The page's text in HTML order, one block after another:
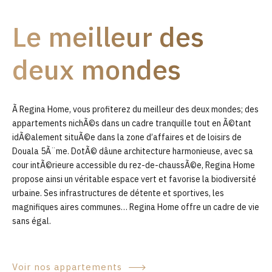
0
Le meilleur des
deux mondes
Ã Regina Home, vous profiterez du meilleur des deux mondes; des
appartements nichÃ©s dans un cadre tranquille tout en Ã©tant
idÃ©alement situÃ©e dans la zone d’affaires et de loisirs de
Douala 5Ã¨me. DotÃ© dâune architecture harmonieuse, avec sa
cour intÃ©rieure accessible du rez-de-chaussÃ©e, Regina Home
propose ainsi un véritable espace vert et favorise la biodiversité
urbaine. Ses infrastructures de détente et sportives, les
magnifiques aires communes… Regina Home offre un cadre de vie
sans égal.
Voir nos appartements